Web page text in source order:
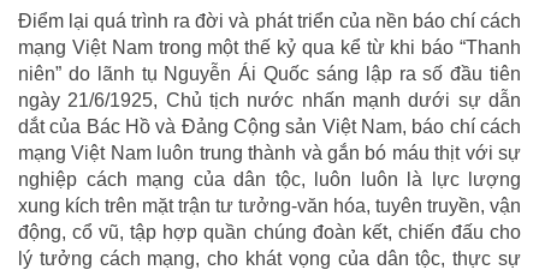
Điểm lại quá trình ra đời và phát triển của nền báo chí cách
mạng Việt Nam trong một thế kỷ qua kể từ khi báo “Thanh
niên” do lãnh tụ Nguyễn Ái Quốc sáng lập ra số đầu tiên
ngày 21/6/1925, Chủ tịch nước nhấn mạnh dưới sự dẫn
dắt của Bác Hồ và Đảng Cộng sản Việt Nam, báo chí cách
mạng Việt Nam luôn trung thành và gắn bó máu thịt với sự
nghiệp cách mạng của dân tộc, luôn luôn là lực lượng
xung kích trên mặt trận tư tưởng-văn hóa, tuyên truyền, vận
động, cổ vũ, tập hợp quần chúng đoàn kết, chiến đấu cho
lý tưởng cách mạng, cho khát vọng của dân tộc, thực sự